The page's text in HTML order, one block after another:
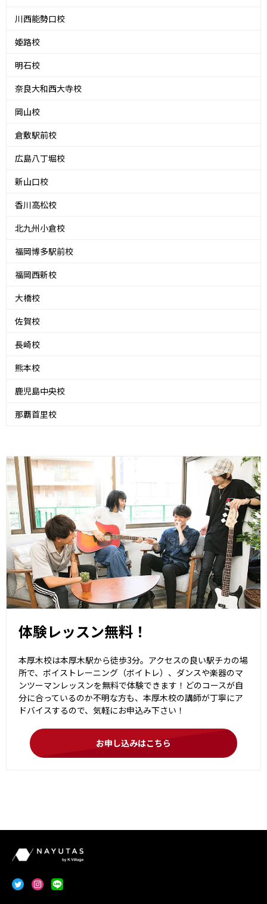
川西能勢口校
姫路校
明石校
奈良大和西大寺校
岡山校
倉敷駅前校
広島八丁堀校
新山口校
香川高松校
北九州小倉校
福岡博多駅前校
福岡西新校
大橋校
佐賀校
長崎校
熊本校
鹿児島中央校
那覇首里校
体験レッスン無料！
本厚木校は本厚木駅から徒歩3分。アクセスの良い駅チカの場
所で、ボイストレーニング（ボイトレ）、ダンスや楽器のマ
ンツーマンレッスンを無料で体験できます！どのコースが自
分に合っているのか不明な方も、本厚木校の講師が丁寧にア
ドバイスするので、気軽にお申込み下さい！
お申し込みはこちら